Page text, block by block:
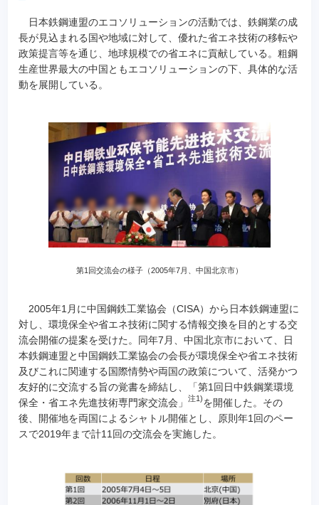
日本鉄鋼連盟のエコソリューションの活動では、鉄鋼業の成
長が見込まれる国や地域に対して、優れた省エネ技術の移転や
政策提言等を通じ、地球規模での省エネに貢献している。粗鋼
生産世界最大の中国ともエコソリューションの下、具体的な活
動を展開している。
第1回交流会の様子（2005年7月、中国北京市）
2005年1月に中国鋼鉄工業協会（CISA）から日本鉄鋼連盟に
対し、環境保全や省エネ技術に関する情報交換を目的とする交
流会開催の提案を受けた。同年7月、中国北京市において、日
本鉄鋼連盟と中国鋼鉄工業協会の会長が環境保全や省エネ技術
及びこれに関連する国際情勢や両国の政策について、活発かつ
友好的に交流する旨の覚書を締結し、「第1回日中鉄鋼業環境
保全・省エネ先進技術専門家交流会」
注1)を開催した。その
後、開催地を両国によるシャトル開催とし、原則年1回のペー
スで2019年まで計11回の交流会を実施した。